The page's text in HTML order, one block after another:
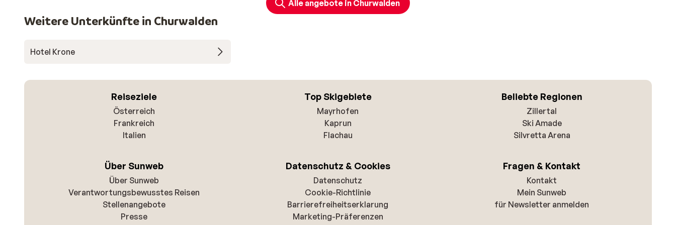
Alle angebote in Churwalden
Weitere Unterkünfte in Churwalden
Hotel Krone
Reiseziele
Österreich
Frankreich
Italien
Top Skigebiete
Mayrhofen
Kaprun
Flachau
Beliebte Regionen
Zillertal
Ski Amade
Silvretta Arena
Über Sunweb
Über Sunweb
Verantwortungsbewusstes Reisen
Stellenangebote
Presse
Datenschutz & Cookies
Datenschutz
Cookie-Richtlinie
Barrierefreiheitserklarung
Marketing-Präferenzen
Fragen & Kontakt
Kontakt
Mein Sunweb
für Newsletter anmelden